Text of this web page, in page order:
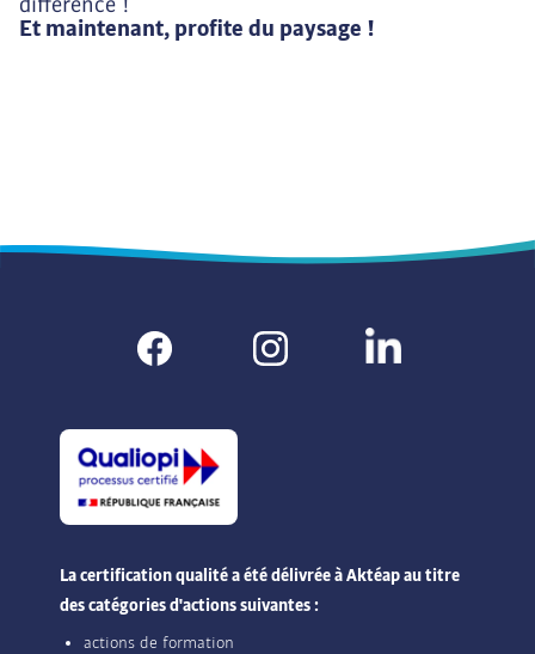
différence !
Et maintenant, profite du paysage !
La certification qualité a été délivrée à Aktéap au titre
des catégories d'actions suivantes :
actions de formation